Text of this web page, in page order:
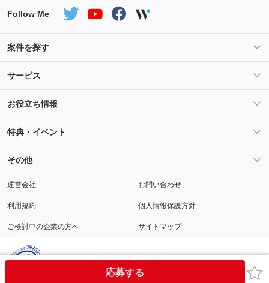
応募する お
Follow Me
案件を探す
条件を指定して案件を探す
Salesforce案件特集 AWS案件特集
サービス
サービス紹介
ご登録から参画までの流れ フリーランスの声
お役立ち情報
ライフ
キャリア スキル・テクノロジー
特典・イベント
セミナー
その他
メディアパートナー 採用
運営会社 お問い合わせ
利用規約 個人情報保護方針
ご検討中の企業の方へ サイトマップ
© Fosternet Co., Ltd.